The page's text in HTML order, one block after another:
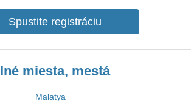
Spustite registráciu
Iné miesta, mestá
Malatya